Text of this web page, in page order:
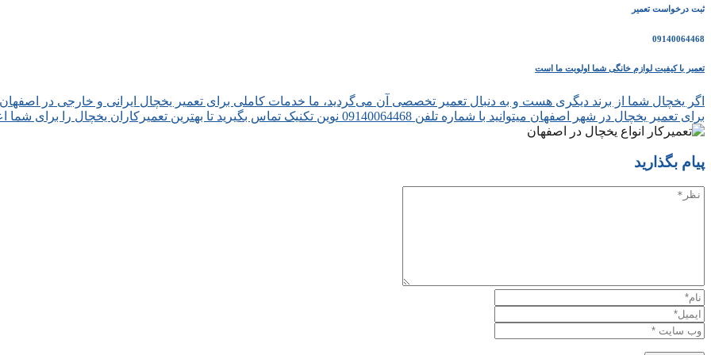
ثبت درخواست تعمیر
09140064468
تعمیر با کیفیت لوازم خانگی شما اولویت ما است
اگر یخچال شما از برند دیگری هست و به دنبال تعمیر تخصصی آن می‌گردید، ما خدمات کاملی برای تعمیر یخچال ایرانی و خارجی در
برای تعمیر یخچال در شهر اصفهان میتوانید با شماره تلفن 09140064468 نوین تکنیک تماس بگیرید تا بهترین تعمیرکاران یخچال را برای شما اعزام شود.
پیام بگذارید